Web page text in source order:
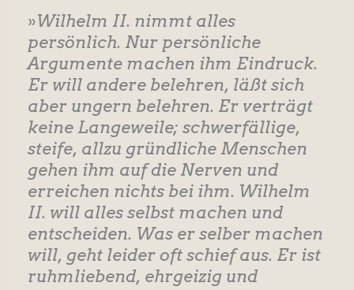
»Wilhelm II. nimmt alles
persönlich. Nur persönliche
Argumente machen ihm Eindruck.
Er will andere belehren, läßt sich
aber ungern belehren. Er verträgt
keine Langeweile; schwerfällige,
steife, allzu gründliche Menschen
gehen ihm auf die Nerven und
erreichen nichts bei ihm. Wilhelm
II. will alles selbst machen und
entscheiden. Was er selber machen
will, geht leider oft schief aus. Er ist
ruhmliebend, ehrgeizig und